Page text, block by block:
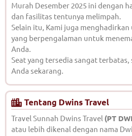
Murah Desember 2025 ini dengan
dan fasilitas tentunya melimpah.
Selain itu, Kami juga
yang berpengalaman untuk
Anda.
Seat yang tersedia sangat
Anda sekarang.
Tentang Dwins Travel
Travel Sunnah Dwins Travel (PT
atau lebih dikenal dengan nama